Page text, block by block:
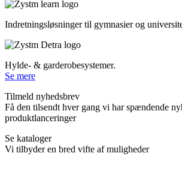
Indretningsløsninger til gymnasier og
Hylde- & garderobesystemer.
Se mere
Tilmeld nyhedsbrev
Få den tilsendt hver gang vi har spændende
produktlanceringer
Se kataloger
Vi tilbyder en bred vifte af muligheder